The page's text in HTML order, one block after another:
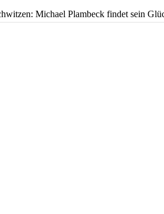
Michael Plambeck findet sein